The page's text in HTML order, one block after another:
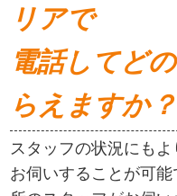
リアで
電話してど
らえますか？
スタッフの状況にも
お伺いすることが可